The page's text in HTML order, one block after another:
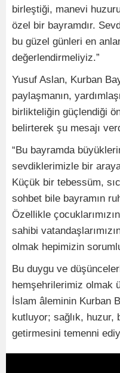
birleştiği, manevi
özel bir bayramdır.
bu güzel günleri en
değerlendirmeliyiz.”
Yusuf Aslan, Kurban
paylaşmanın,
birlikteliğin güçlendiği
belirterek şu mesajı
“Bu bayramda
sevdiklerimizle bir
Küçük bir tebessüm,
sohbet bile bayramın
Özellikle
sahibi
olmak hepimizin
Bu duygu ve
hemşehrilerimiz olmak
İslam âleminin Kurban
kutluyor; sağlık, huzur,
getirmesini temenni